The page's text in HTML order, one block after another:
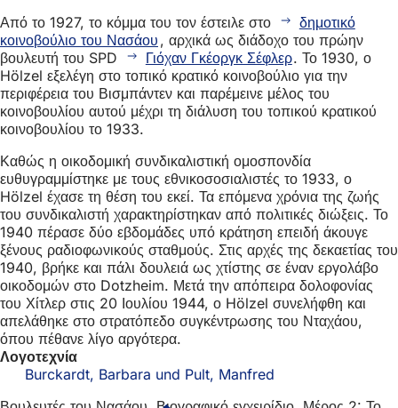
Από το 1927, το κόμμα του τον έστειλε στο
δημοτικό
κοινοβούλιο του Νασάου , αρχικά ως διάδοχο του πρώην
βουλευτή του SPD
Γιόχαν Γκέοργκ Σέφλερ. Το 1930, ο
Hölzel εξελέγη στο τοπικό κρατικό κοινοβούλιο για την
περιφέρεια του Βισμπάντεν και παρέμεινε μέλος του
κοινοβουλίου αυτού μέχρι τη διάλυση του τοπικού κρατικού
κοινοβουλίου το 1933.
Καθώς η οικοδομική συνδικαλιστική ομοσπονδία
ευθυγραμμίστηκε με τους εθνικοσοσιαλιστές το 1933, ο
Hölzel έχασε τη θέση του εκεί. Τα επόμενα χρόνια της ζωής
του συνδικαλιστή χαρακτηρίστηκαν από πολιτικές διώξεις. Το
1940 πέρασε δύο εβδομάδες υπό κράτηση επειδή άκουγε
ξένους ραδιοφωνικούς σταθμούς. Στις αρχές της δεκαετίας του
1940, βρήκε και πάλι δουλειά ως χτίστης σε έναν εργολάβο
οικοδομών στο Dotzheim. Μετά την απόπειρα δολοφονίας
του Χίτλερ στις 20 Ιουλίου 1944, ο Hölzel συνελήφθη και
απελάθηκε στο στρατόπεδο συγκέντρωσης του Νταχάου,
όπου πέθανε λίγο αργότερα.
Λογοτεχνία
Burckardt, Barbara und Pult, Manfred